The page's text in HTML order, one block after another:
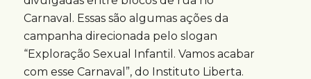
Carnaval. Essas são algumas ações da
campanha direcionada pelo slogan
“Exploração Sexual Infantil. Vamos acabar
com esse Carnaval”, do Instituto Liberta.